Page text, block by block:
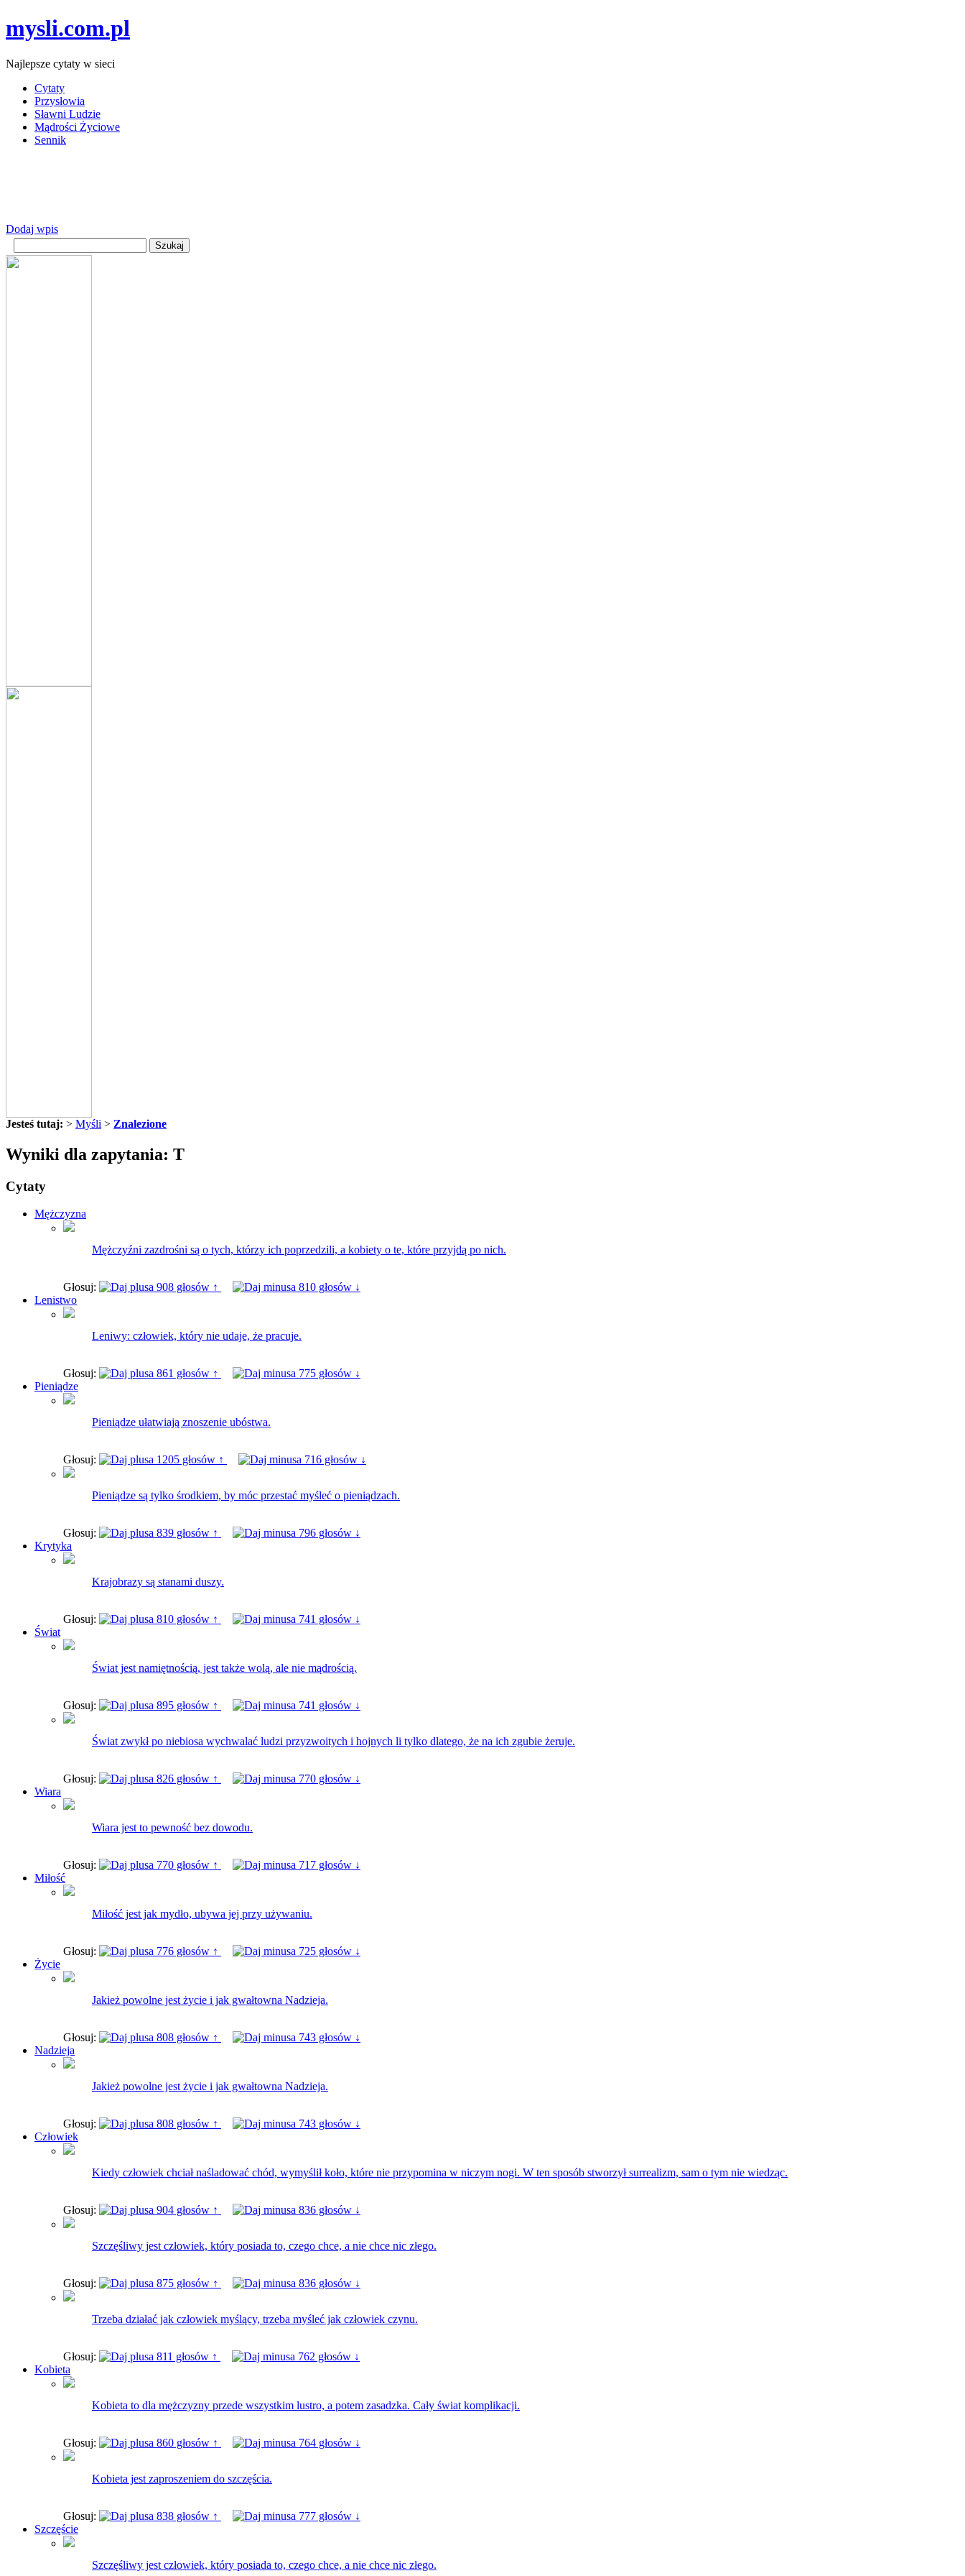
mysli.com.pl
Najlepsze cytaty w sieci
Cytaty
Przysłowia
Sławni Ludzie
Mądrości Życiowe
Sennik
Dodaj wpis
Jesteś tutaj: > Myśli > Znalezione
Wyniki dla zapytania: T
Cytaty
Mężczyzna
Mężczyźni zazdrośni są o tych, którzy ich poprzedzili, a kobiety o te, które przyjdą po nich.
Głosuj: 908 głosów ↑
810 głosów ↓
Lenistwo
Leniwy: człowiek, który nie udaje, że pracuje.
Głosuj: 861 głosów ↑
775 głosów ↓
Pieniądze
Pieniądze ułatwiają znoszenie ubóstwa.
Głosuj: 1205 głosów ↑ 716 głosów ↓
Pieniądze są tylko środkiem, by móc przestać myśleć o pieniądzach.
Głosuj: 839 głosów ↑
796 głosów ↓
Krytyka
Krajobrazy są stanami duszy.
Głosuj: 810 głosów ↑
741 głosów ↓
Świat
Świat jest namiętnością, jest także wolą, ale nie mądrością.
Głosuj: 895 głosów ↑ 741 głosów ↓
Świat zwykł po niebiosa wychwalać ludzi przyzwoitych i hojnych li tylko dlatego, że na ich zgubie żeruje.
Głosuj: 826 głosów ↑
770 głosów ↓
Wiara
Wiara jest to pewność bez dowodu.
Głosuj: 770 głosów ↑
717 głosów ↓
Miłość
Miłość jest jak mydło, ubywa jej przy używaniu.
Głosuj: 776 głosów ↑
725 głosów ↓
Życie
Jakież powolne jest życie i jak gwałtowna Nadzieja.
Głosuj: 808 głosów ↑
743 głosów ↓
Nadzieja
Jakież powolne jest życie i jak gwałtowna Nadzieja.
Głosuj: 808 głosów ↑
743 głosów ↓
Człowiek
Kiedy człowiek chciał naśladować chód, wymyślił koło, które nie przypomina w niczym nogi. W ten sposób stworzył surrealizm, sam o tym nie wiedząc.
Głosuj: 904 głosów ↑ 836 głosów ↓
Szczęśliwy jest człowiek, który posiada to, czego chce, a nie chce nic złego.
Głosuj: 875 głosów ↑ 836 głosów ↓
Trzeba działać jak człowiek myślący, trzeba myśleć jak człowiek czynu.
Głosuj: 811 głosów ↑
762 głosów ↓
Kobieta
Kobieta to dla mężczyzny przede wszystkim lustro, a potem zasadzka. Cały świat komplikacji.
Głosuj: 860 głosów ↑ 764 głosów ↓
Kobieta jest zaproszeniem do szczęścia.
Głosuj: 838 głosów ↑
777 głosów ↓
Szczęście
Szczęśliwy jest człowiek, który posiada to, czego chce, a nie chce nic złego.